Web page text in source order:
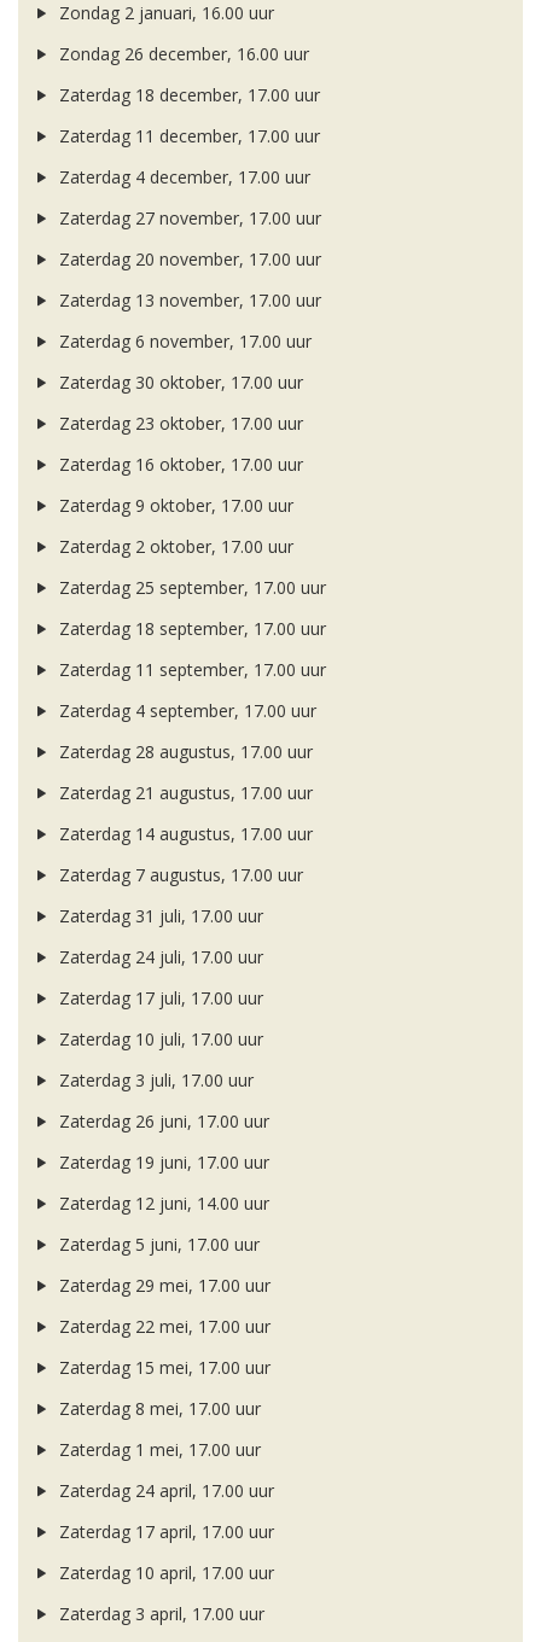
Zondag 2 januari, 16.00 uur
Zondag 26 december, 16.00 uur
Zaterdag 18 december, 17.00 uur
Zaterdag 11 december, 17.00 uur
Zaterdag 4 december, 17.00 uur
Zaterdag 27 november, 17.00 uur
Zaterdag 20 november, 17.00 uur
Zaterdag 13 november, 17.00 uur
Zaterdag 6 november, 17.00 uur
Zaterdag 30 oktober, 17.00 uur
Zaterdag 23 oktober, 17.00 uur
Zaterdag 16 oktober, 17.00 uur
Zaterdag 9 oktober, 17.00 uur
Zaterdag 2 oktober, 17.00 uur
Zaterdag 25 september, 17.00 uur
Zaterdag 18 september, 17.00 uur
Zaterdag 11 september, 17.00 uur
Zaterdag 4 september, 17.00 uur
Zaterdag 28 augustus, 17.00 uur
Zaterdag 21 augustus, 17.00 uur
Zaterdag 14 augustus, 17.00 uur
Zaterdag 7 augustus, 17.00 uur
Zaterdag 31 juli, 17.00 uur
Zaterdag 24 juli, 17.00 uur
Zaterdag 17 juli, 17.00 uur
Zaterdag 10 juli, 17.00 uur
Zaterdag 3 juli, 17.00 uur
Zaterdag 26 juni, 17.00 uur
Zaterdag 19 juni, 17.00 uur
Zaterdag 12 juni, 14.00 uur
Zaterdag 5 juni, 17.00 uur
Zaterdag 29 mei, 17.00 uur
Zaterdag 22 mei, 17.00 uur
Zaterdag 15 mei, 17.00 uur
Zaterdag 8 mei, 17.00 uur
Zaterdag 1 mei, 17.00 uur
Zaterdag 24 april, 17.00 uur
Zaterdag 17 april, 17.00 uur
Zaterdag 10 april, 17.00 uur
Zaterdag 3 april, 17.00 uur